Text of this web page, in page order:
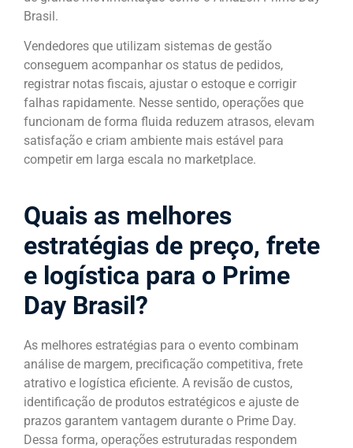
Brasil.
Vendedores que utilizam sistemas de gestão
conseguem acompanhar os status de pedidos,
registrar notas fiscais, ajustar o estoque e corrigir
falhas rapidamente. Nesse sentido, operações que
funcionam de forma fluida reduzem atrasos, elevam
satisfação e criam ambiente mais estável para
competir em larga escala no marketplace.
Quais as melhores
estratégias de preço, frete
e logística para o Prime
Day Brasil?
As melhores estratégias para o evento combinam
análise de margem, precificação competitiva, frete
atrativo e logística eficiente. A revisão de custos,
identificação de produtos estratégicos e ajuste de
prazos garantem vantagem durante o Prime Day.
Dessa forma, operações estruturadas respondem